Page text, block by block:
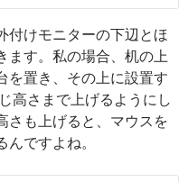
付けモニターの下辺とほ
ます。私の場合、机の上
を置き、その上に設置す
高さまで上げるようにし
さも上げると、マウスを
ですよね。